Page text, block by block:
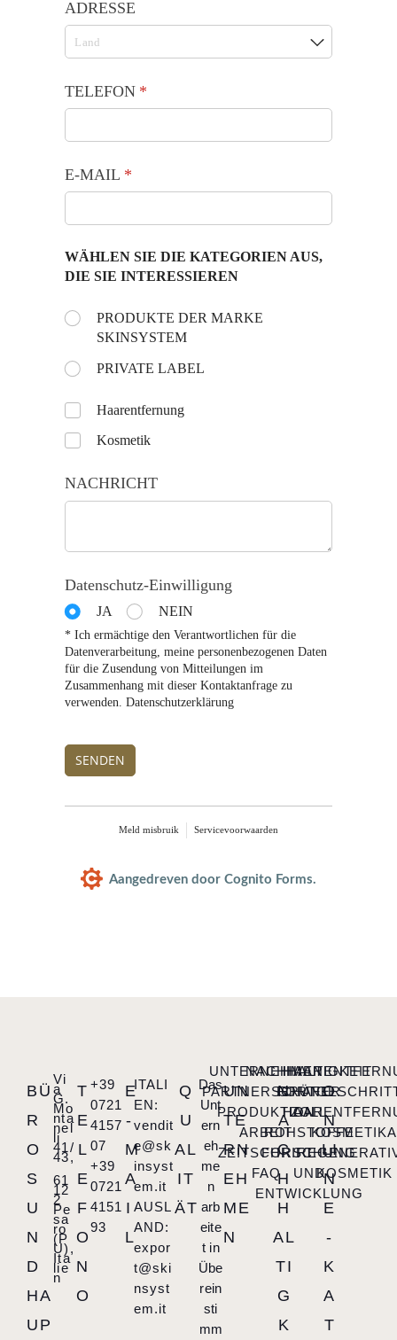
ADRESSE
TELEFON *
(is vereist)
E-MAIL *
(is vereist)
WÄHLEN SIE DIE KATEGORIEN AUS,
DIE SIE INTERESSIEREN
Choose the day:*
(is vereist)
PRODUKTE DER MARKE
SKINSYSTEM
PRIVATE LABEL
UntitledHaarentfernung
Kosmetik
NACHRICHT
Datenschutz-Einwilligung
JA NEIN
* Ich ermächtige den Verantwortlichen für die
Datenverarbeitung, meine personenbezogenen Daten
für die Zusendung von Mitteilungen im
Zusammenhang mit dieser Kontaktanfrage zu
verwenden. Datenschutzerklärung
SENDEN
Meld misbruik Servicevoorwaarden
Aangedreven door Cognito Forms.
BÜ
R
O
S
U
N
D
HA
UP
Vi
a
G.
Mo
nta
nel
li
41/
43,
61
12
2
Pe
sa
ro
(P
U),
Ita
lie
n
T
E
L
E
F
O
N
O
+39
0721
4157
07
+39
0721
4151
93
E
-
M
A
I
L
ITALI
EN:
vendit
e@sk
insyst
em.it
AUSL
AND:
expor
t@ski
nsyst
em.it
Q
U
AL
IT
ÄT
Das
Unt
ern
eh
me
n
arb
eite
t in
Übe
rein
sti
mm
UN
TE
RN
EH
ME
N
UNTERNEHMEN
PARTNERSCHAFT
PRODUKTION
ARBEIT
ZEITSCHRIFT
FAQ
N
A
C
H
H
AL
TI
G
K
NACHHALTIGKEIT
GRÜNER
ZOLL
ROHSTOFFE
FORSCHUNG
UND
ENTWICKLUNG
O
N
LI
N
E
-
K
A
T
KOSMETIKA
KOSMETIK